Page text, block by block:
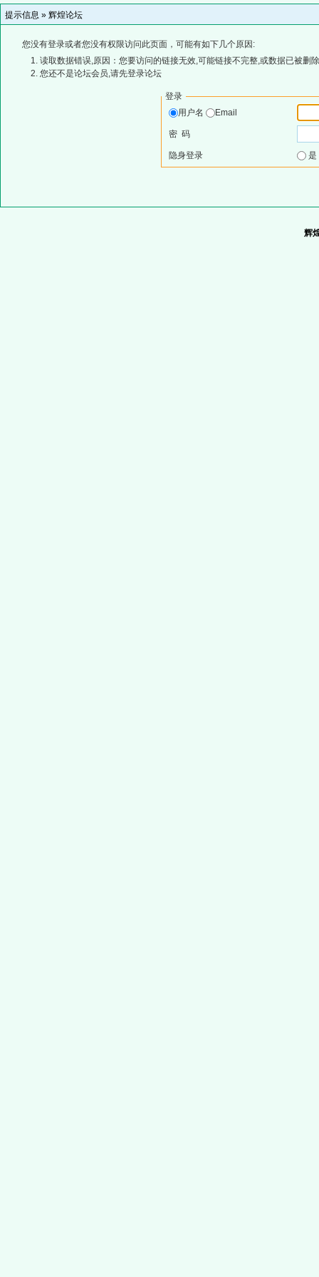
提示信息 » 辉煌论坛
您没有登录或者您没有权限访问此页面，可能有如下几个原因:
读取数据错误,原因：您要访问的链接无效,可能链接不完整,或数据已被删
您还不是论坛会员,请先登录论坛
登录
用户名
Email
密 码
隐身登录
辉